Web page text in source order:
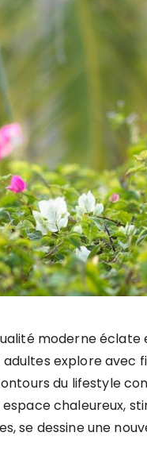
moderne
explore avec
du lifestyle
chaleureux,
se dessine une